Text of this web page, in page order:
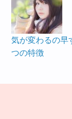
気が変わるの早
つの特徴